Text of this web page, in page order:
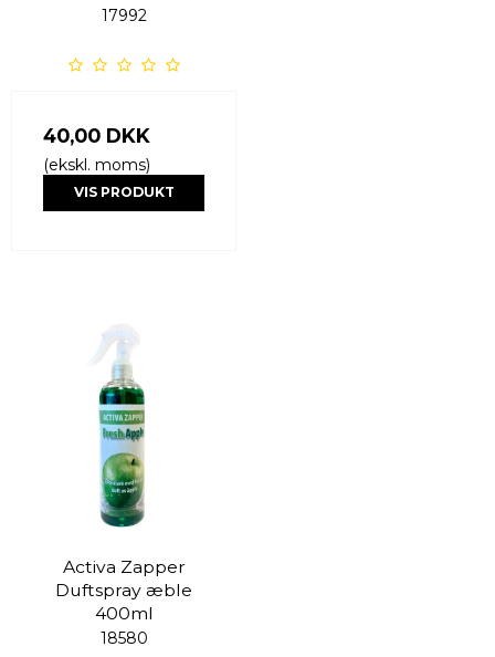
17992
40,00 DKK
(ekskl. moms)
VIS PRODUKT
Activa Zapper
Duftspray æble
400ml
18580